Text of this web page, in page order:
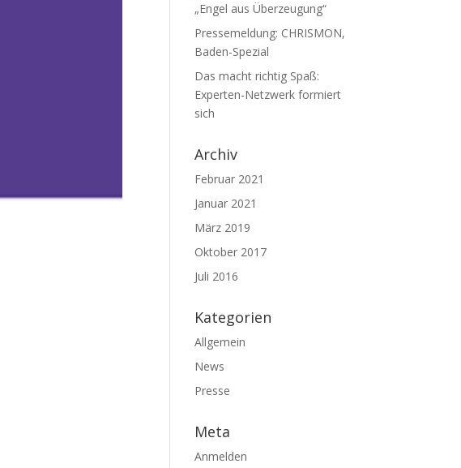
„Engel aus Überzeugung“
Pressemeldung: CHRISMON,
Baden-Spezial
Das macht richtig Spaß:
Experten-Netzwerk formiert
sich
Archiv
Februar 2021
Januar 2021
März 2019
Oktober 2017
Juli 2016
Kategorien
Allgemein
News
Presse
Meta
Anmelden